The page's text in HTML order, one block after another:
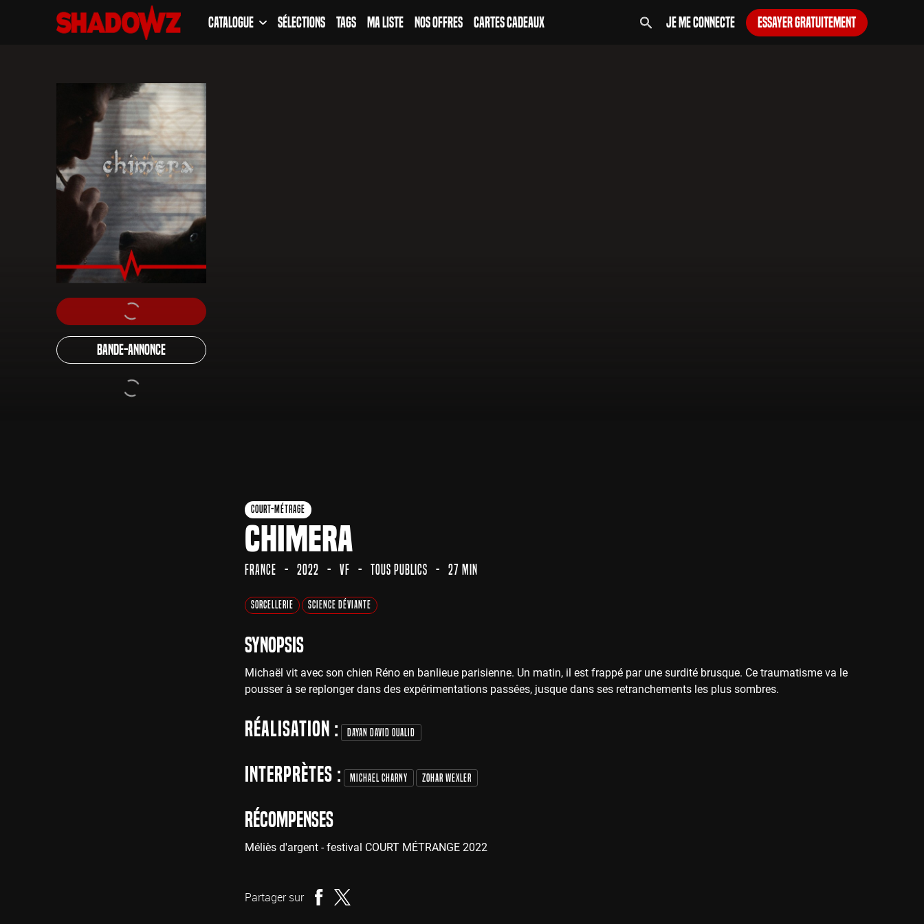
Catalogue Sélections Tags Ma Liste Nos Offres Cartes Cadeaux Je me connecte Essayer gratuitement
Bande-annonce
Court-Métrage
Chimera
France 2022 VF Tous Publics 27 min
Sorcellerie Science Déviante
Synopsis
Michaël vit avec son chien Réno en banlieue parisienne. Un matin, il est frappé par une surdité brusque. Ce traumatisme va le
pousser à se replonger dans des expérimentations passées, jusque dans ses retranchements les plus sombres.
Réalisation : Dayan David Oualid
Interprètes : Michael Charny Zohar Wexler
Récompenses
Méliès d'argent - festival COURT MÉTRANGE 2022
Partager sur